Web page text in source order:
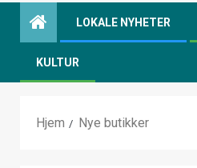
LOKALE NYHETER
KULTUR
Hjem Nye butikker